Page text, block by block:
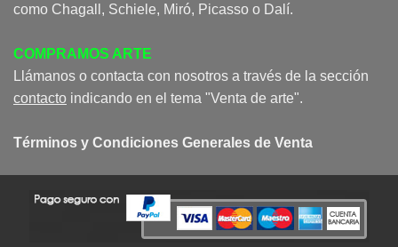
como Chagall, Schiele, Miró, Picasso o Dalí.
COMPRAMOS ARTE
Llámanos o contacta con nosotros a través de la sección
contacto indicando en el tema "Venta de arte".
Términos y Condiciones Generales de Venta